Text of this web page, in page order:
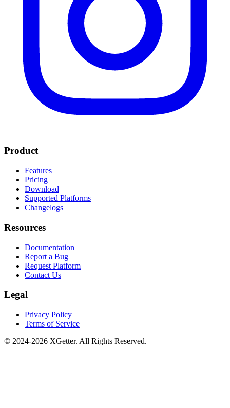
Product
Features
Pricing
Download
Supported Platforms
Changelogs
Resources
Documentation
Report a Bug
Request Platform
Contact Us
Legal
Privacy Policy
Terms of Service
© 2024-2026 XGetter. All Rights Reserved.